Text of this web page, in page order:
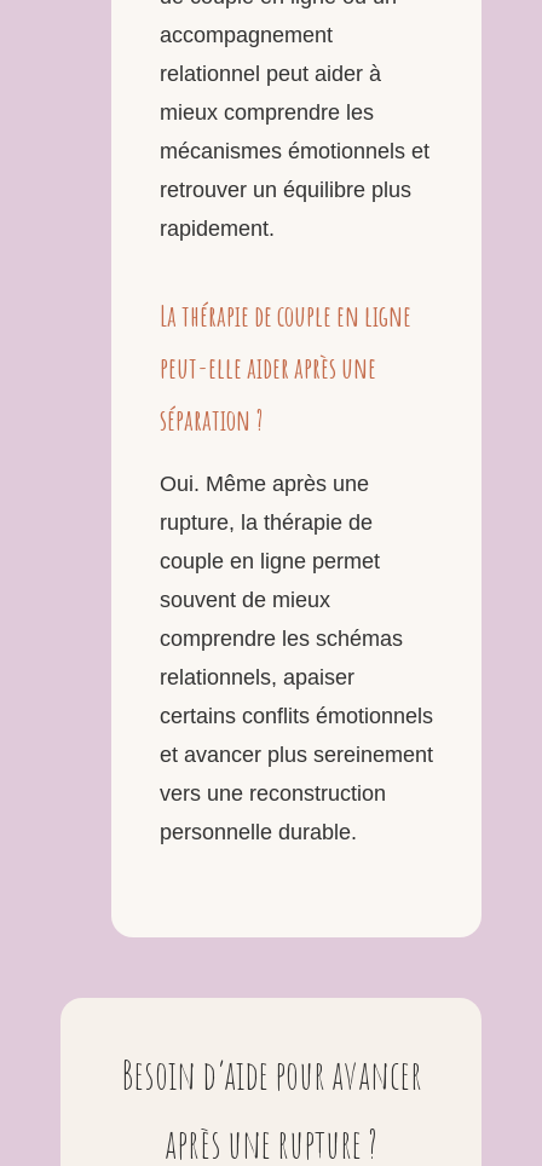
accompagnement
relationnel peut aider à
mieux comprendre les
mécanismes émotionnels et
retrouver un équilibre plus
rapidement.
La thérapie de couple en ligne
peut-elle aider après une
séparation ?
Oui. Même après une
rupture, la thérapie de
couple en ligne permet
souvent de mieux
comprendre les schémas
relationnels, apaiser
certains conflits émotionnels
et avancer plus sereinement
vers une reconstruction
personnelle durable.
Besoin d’aide pour avancer
après une rupture ?